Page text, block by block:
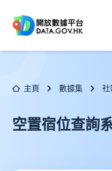
主頁 數據集 社
空置宿位查詢